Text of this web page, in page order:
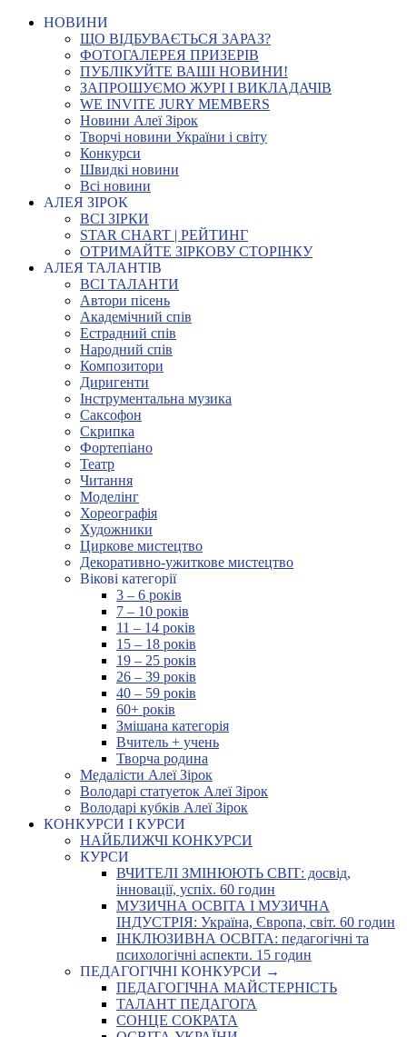
НОВИНИ
ЩО ВІДБУВАЄТЬСЯ ЗАРАЗ?
ФОТОГАЛЕРЕЯ ПРИЗЕРІВ
ПУБЛІКУЙТЕ ВАШІ НОВИНИ!
ЗАПРОШУЄМО ЖУРІ І ВИКЛАДАЧІВ
WE INVITE JURY MEMBERS
Новини Алеї Зірок
Творчі новини України і світу
Конкурси
Швидкі новини
Всі новини
АЛЕЯ ЗІРОК
ВСІ ЗІРКИ
STAR CHART | РЕЙТИНГ
ОТРИМАЙТЕ ЗІРКОВУ СТОРІНКУ
АЛЕЯ ТАЛАНТІВ
ВСІ ТАЛАНТИ
Автори пісень
Академічний спів
Естрадний спів
Народний спів
Композитори
Диригенти
Інструментальна музика
Саксофон
Скрипка
Фортепіано
Театр
Читання
Моделінг
Хореографія
Художники
Циркове мистецтво
Декоративно-ужиткове мистецтво
Вікові категорії
3 – 6 років
7 – 10 років
11 – 14 років
15 – 18 років
19 – 25 років
26 – 39 років
40 – 59 років
60+ років
Змішана категорія
Вчитель + учень
Творча родина
Медалісти Алеї Зірок
Володарі статуеток Алеї Зірок
Володарі кубків Алеї Зірок
КОНКУРСИ І КУРСИ
НАЙБЛИЖЧІ КОНКУРСИ
КУРСИ
ВЧИТЕЛІ ЗМІНЮЮТЬ СВІТ: досвід,
інновації, успіх. 60 годин
МУЗИЧНА ОСВІТА І МУЗИЧНА
ІНДУСТРІЯ: Україна, Європа, світ. 60 годин
ІНКЛЮЗИВНА ОСВІТА: педагогічні та
психологічні аспекти. 15 годин
ПЕДАГОГІЧНІ КОНКУРСИ →
ПЕДАГОГІЧНА МАЙСТЕРНІСТЬ
ТАЛАНТ ПЕДАГОГА
СОНЦЕ СОКРАТА